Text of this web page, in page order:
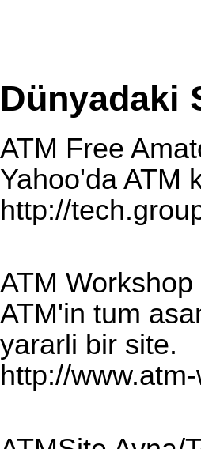
Dünyadaki
ATM Free
Yahoo'da ATM
http://
ATM Workshop
ATM'in tum
yararli bir site.
http://